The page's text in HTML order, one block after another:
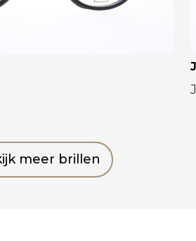
meer brillen